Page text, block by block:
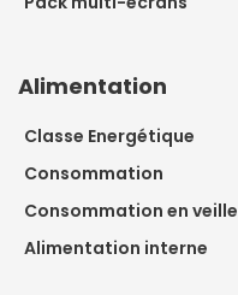
Alimentation
Classe Energétique
Consommation
Consommation en veille
Alimentation interne